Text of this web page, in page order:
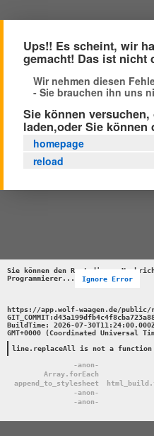
Ups!! Es scheint, wir
gemacht! Das ist nicht
Wir nehmen diesen
- Sie brauchen ihn uns
Sie können versuchen,
laden,oder Sie können
homepage
reload
Sie können den Rest dieser
Programmierer...
Ignore Error
https://app.wolf-waagen.de/public/
BuildTime: 2026-07-
GMT+0000 (Coordinated Universal
line.replaceAll is not a function
-anon-
Array.forEach
append_to_stylesheet
-anon-
-anon-